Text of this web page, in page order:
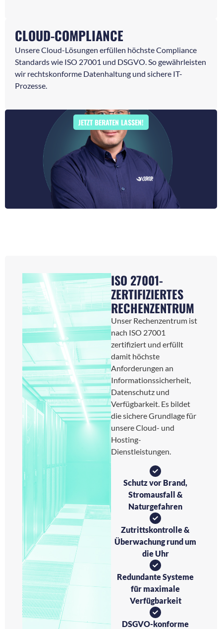
CLOUD-COMPLIANCE
Unsere Cloud-Lösungen erfüllen höchste Compliance
Standards wie ISO 27001 und DSGVO. So gewährleisten
wir rechtskonforme Datenhaltung und sichere IT-
Prozesse.
JETZT BERATEN LASSEN!
ISO 27001-
ZERTIFIZIERTES
RECHENZENTRUM
Unser Rechenzentrum ist
nach ISO 27001
zertifiziert und erfüllt
damit höchste
Anforderungen an
Informationssicherheit,
Datenschutz und
Verfügbarkeit. Es bildet
die sichere Grundlage für
unsere Cloud- und
Hosting-
Dienstleistungen.
Schutz vor Brand,
Stromausfall &
Naturgefahren
Zutrittskontrolle &
Überwachung rund um
die Uhr
Redundante Systeme
für maximale
Verfügbarkeit
DSGVO-konforme